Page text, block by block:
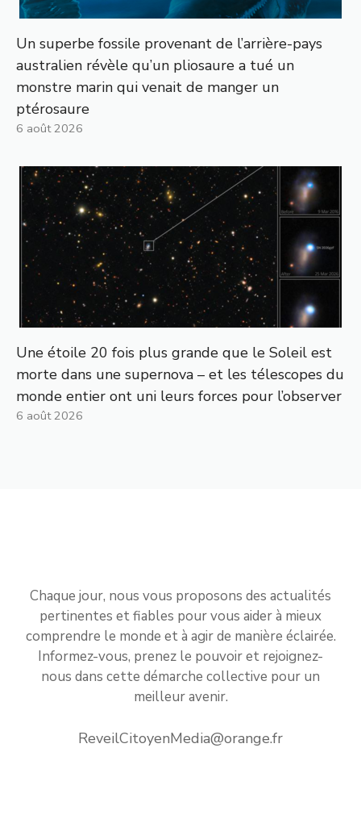
Un superbe fossile provenant de l’arrière-pays
australien révèle qu’un pliosaure a tué un
monstre marin qui venait de manger un
ptérosaure
6 août 2026
Une étoile 20 fois plus grande que le Soleil est
morte dans une supernova – et les télescopes du
monde entier ont uni leurs forces pour l’observer
6 août 2026
Chaque jour, nous vous proposons des actualités
pertinentes et fiables pour vous aider à mieux
comprendre le monde et à agir de manière éclairée.
Informez-vous, prenez le pouvoir et rejoignez-
nous dans cette démarche collective pour un
meilleur avenir.
ReveilCitoyenMedia@orange.fr